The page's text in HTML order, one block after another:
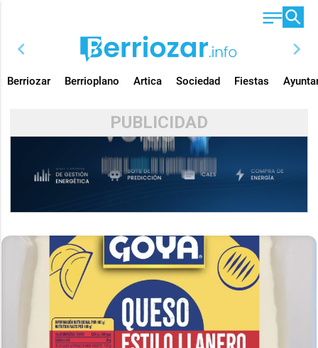
chevron_left chevron_right
Berriozar Berrioplano Artica Sociedad Fiestas
PUBLICIDAD